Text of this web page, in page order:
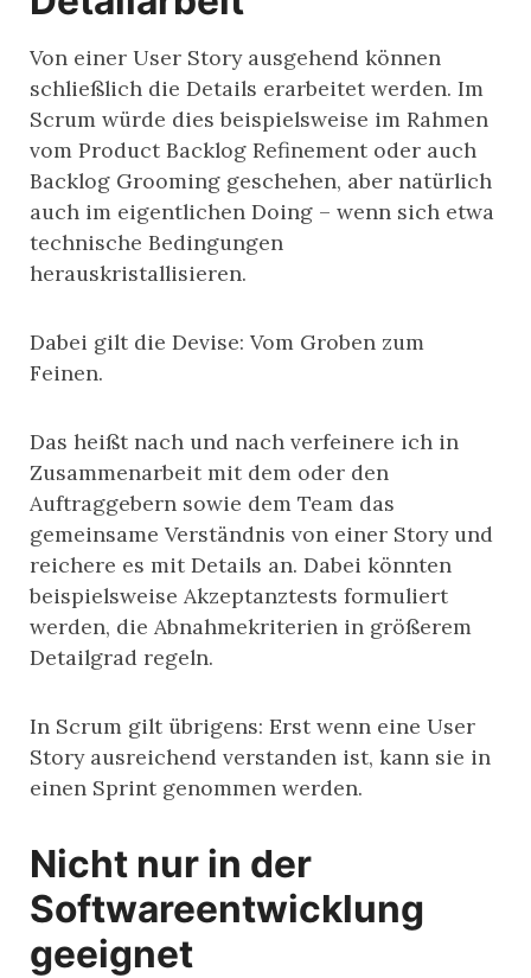
Von einer User Story ausgehend können
schließlich die Details erarbeitet werden. Im
Scrum würde dies beispielsweise im Rahmen
vom Product Backlog Refinement oder auch
Backlog Grooming geschehen, aber natürlich
auch im eigentlichen Doing – wenn sich etwa
technische Bedingungen
herauskristallisieren.
Dabei gilt die Devise: Vom Groben zum
Feinen.
Das heißt nach und nach verfeinere ich in
Zusammenarbeit mit dem oder den
Auftraggebern sowie dem Team das
gemeinsame Verständnis von einer Story und
reichere es mit Details an. Dabei könnten
beispielsweise Akzeptanztests formuliert
werden, die Abnahmekriterien in größerem
Detailgrad regeln.
In Scrum gilt übrigens: Erst wenn eine User
Story ausreichend verstanden ist, kann sie in
einen Sprint genommen werden.
Nicht nur in der
Softwareentwicklung
geeignet